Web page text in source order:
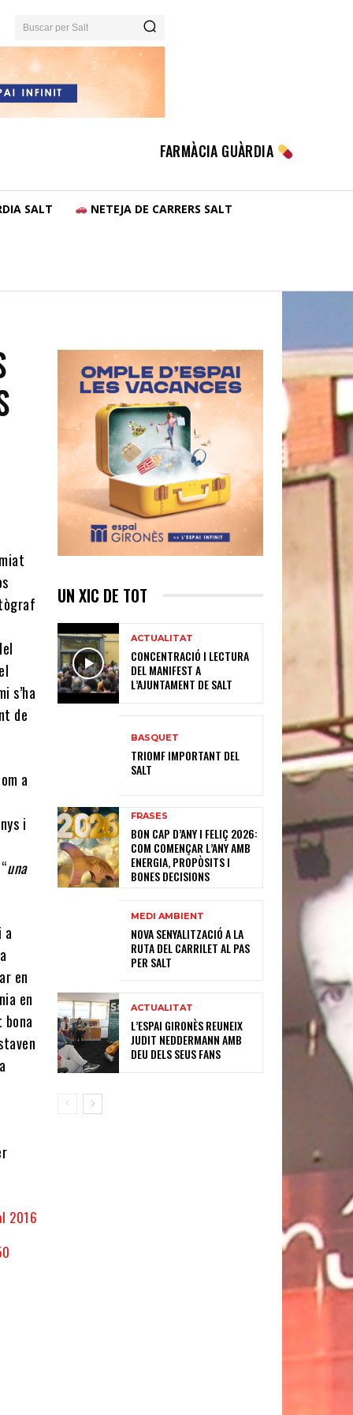
Buscar per Salt
FARMÀCIA GUÀRDIA
SALT NETEJA DE CARRERS SALT
s’ha
de
a
i
una
a
en
en
2016
UN XIC DE TOT
ACTUALITAT
CONCENTRACIÓ I LECTURA
DEL MANIFEST A
L’AJUNTAMENT DE SALT
BASQUET
TRIOMF IMPORTANT DEL
SALT
FRASES
BON CAP D’ANY I FELIÇ 2026:
COM COMENÇAR L’ANY AMB
ENERGIA, PROPÒSITS I
BONES DECISIONS
MEDI AMBIENT
NOVA SENYALITZACIÓ A LA
RUTA DEL CARRILET AL PAS
PER SALT
ACTUALITAT
L’ESPAI GIRONÈS REUNEIX
JUDIT NEDDERMANN AMB
DEU DELS SEUS FANS